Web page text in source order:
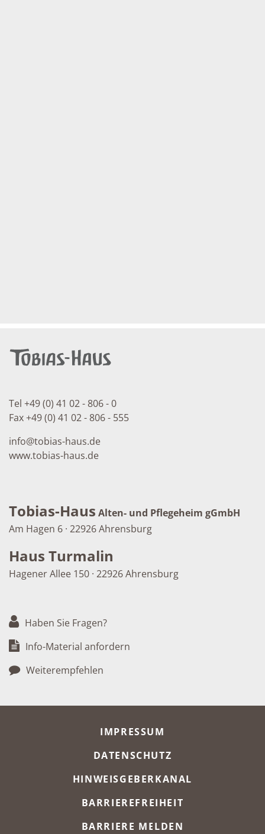
Tel +49 (0) 41 02 - 806 - 0
Fax +49 (0) 41 02 - 806 - 555
info@tobias-haus.de
www.tobias-haus.de
Tobias-Haus Alten- und Pflegeheim gGmbH
Am Hagen 6 · 22926 Ahrensburg
Haus Turmalin
Hagener Allee 150 · 22926 Ahrensburg
Haben Sie Fragen?
Info-Material anfordern
Weiterempfehlen
IMPRESSUM
DATENSCHUTZ
HINWEISGEBERKANAL
BARRIEREFREIHEIT
BARRIERE MELDEN